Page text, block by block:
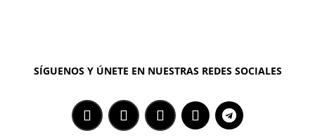
SÍGUENOS Y ÚNETE EN NUESTRAS REDES SOCIALES